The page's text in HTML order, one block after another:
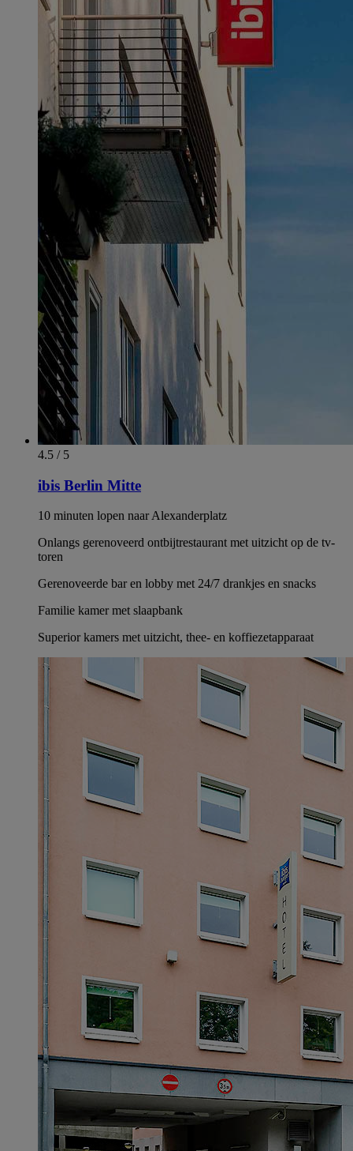
4.5 / 5
ibis Berlin Mitte
10 minuten lopen naar Alexanderplatz
Onlangs gerenoveerd ontbijtrestaurant met uitzicht op de tv-
toren
Gerenoveerde bar en lobby met 24/7 drankjes en snacks
Familie kamer met slaapbank
Superior kamers met uitzicht, thee- en koffiezetapparaat